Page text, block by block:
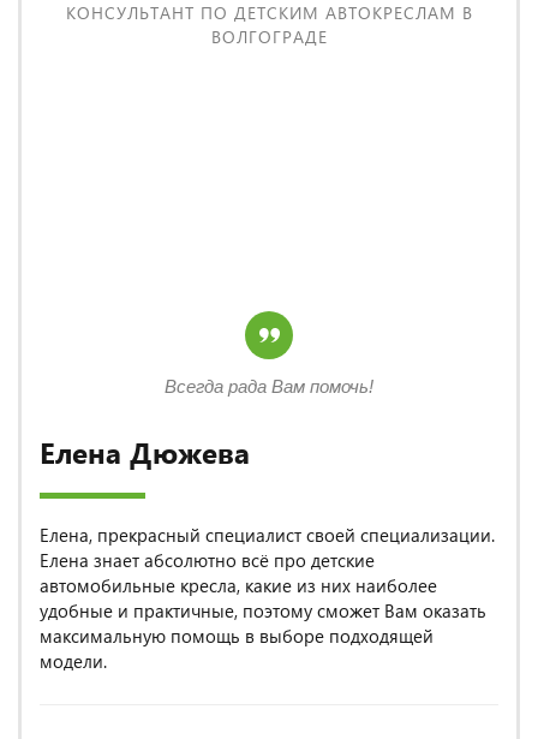
КОНСУЛЬТАНТ ПО ДЕТСКИМ АВТОКРЕСЛАМ В
ВОЛГОГРАДЕ
Елена Дюжева
Елена, прекрасный специалист своей специализации.
Елена знает абсолютно всё про детские
автомобильные кресла, какие из них наиболее
удобные и практичные, поэтому сможет Вам оказать
максимальную помощь в выборе подходящей
модели.
Всегда рада Вам помочь!